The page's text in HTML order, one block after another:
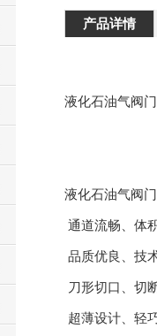
产品详情
液化石油气阀门
液化石油气阀
通道流畅、体
品质优良、技
刀形切口、切
超薄设计、轻